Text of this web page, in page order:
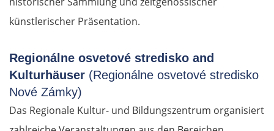
künstlerischer Präsentation.
Regionálne osvetové stredisko and
Kulturhäuser (Regionálne osvetové stredisko
Nové Zámky)
Das Regionale Kultur- und Bildungszentrum organisiert